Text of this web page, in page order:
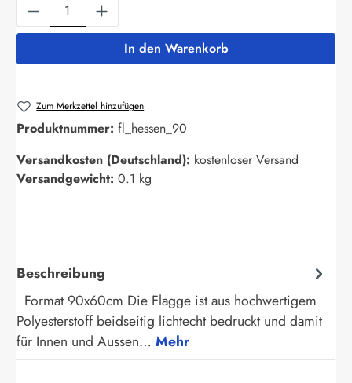
Produkt Anzahl: Gib den gewünschten
In den Warenkorb
Zum Merkzettel hinzufügen
Produktnummer: fl_hessen_90
Versandkosten (Deutschland): kostenloser Versand
Versandgewicht: 0.1 kg
Beschreibung
Format 90x60cm Die Flagge ist aus hochwertigem
Polyesterstoff beidseitig lichtecht bedruckt und damit
für Innen und Aussen… Mehr